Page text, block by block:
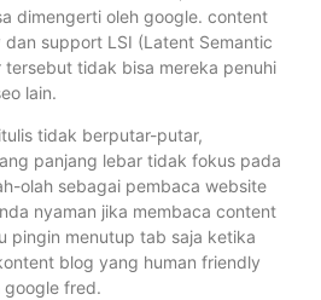
dimengerti oleh google. content
dan support LSI (Latent Semantic
tidak bisa mereka penuhi
lain.
tidak berputar-putar,
panjang lebar tidak fokus pada
olah sebagai pembaca website
nyaman jika membaca content
pingin menutup tab saja ketika
blog yang human friendly
google fred.